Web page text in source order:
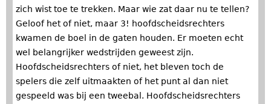
zich wist toe te trekken. Maar wie zat daar nu te tellen?
Geloof het of niet, maar 3! hoofdscheidsrechters
kwamen de boel in de gaten houden. Er moeten echt
wel belangrijker wedstrijden geweest zijn.
Hoofdscheidsrechters of niet, het bleven toch de
spelers die zelf uitmaakten of het punt al dan niet
gespeeld was bij een tweebal. Hoofdscheidsrechters